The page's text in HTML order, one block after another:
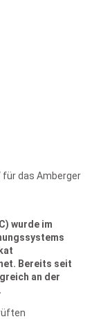
für das Amberger
wurde im
Bereits seit
an der